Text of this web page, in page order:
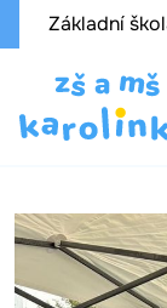
Základní